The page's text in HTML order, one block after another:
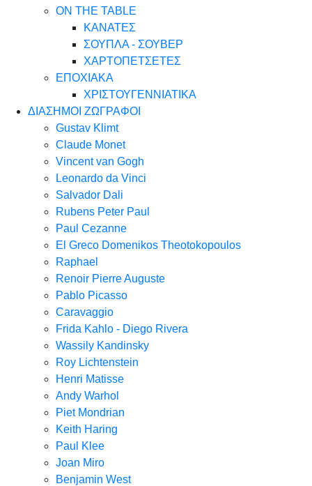
ON THE TABLE
ΚΑΝΑΤΕΣ
ΣΟΥΠΛΑ - ΣΟΥΒΕΡ
ΧΑΡΤΟΠΕΤΣΕΤΕΣ
ΕΠΟΧΙΑΚΑ
ΧΡΙΣΤΟΥΓΕΝΝΙΑΤΙΚΑ
ΔΙΑΣΗΜΟΙ ΖΩΓΡΑΦΟΙ
Gustav Klimt
Claude Monet
Vincent van Gogh
Leonardo da Vinci
Salvador Dali
Rubens Peter Paul
Paul Cezanne
El Greco Domenikos Theotokopoulos
Raphael
Renoir Pierre Auguste
Pablo Picasso
Caravaggio
Frida Kahlo - Diego Rivera
Wassily Kandinsky
Roy Lichtenstein
Henri Matisse
Andy Warhol
Piet Mondrian
Keith Haring
Paul Klee
Joan Miro
Benjamin West